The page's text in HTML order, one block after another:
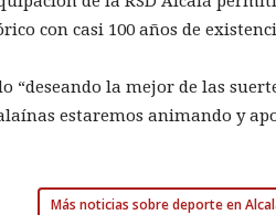
con casi 100 años de
“deseando la mejor de las
estaremos animando y
Más noticias sobre deporte en